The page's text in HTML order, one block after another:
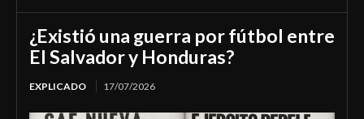
¿Existió una guerra por fútbol entre
El Salvador y Honduras?
EXPLICADO 17/07/2026